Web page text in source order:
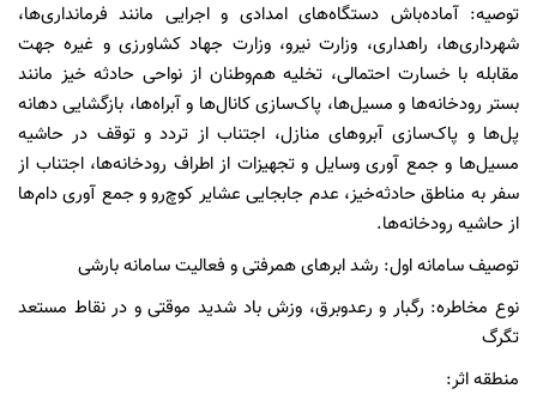
توصیه: آماده‌باش دستگاه‌های امدادی و اجرایی مانند فرمانداری‌‌ها،
شهرداری‌ها، راهداری، وزارت نیرو، وزارت جهاد کشاورزی و غیره جهت
مقابله با خسارت احتمالی، تخلیه هم‌وطنان از نواحی حادثه خیز مانند
بستر رودخانه‌ها و مسیل‌ها، پاک‌سازی کانال‌ها و آبراه‌ها، بازگشایی دهانه
پل‌ها و پاک‌سازی آبروهای منازل، اجتناب از تردد و توقف در حاشیه
مسیل‌ها و جمع آوری وسایل و تجهیزات از اطراف رودخانه‌ها، اجتناب از
سفر به مناطق حادثه‌خیز، عدم جابجایی عشایر کوچ‌رو و جمع آوری دام‌ها
از حاشیه رودخانه‌ها.
توصیف سامانه اول: رشد ابرهای همرفتی و فعالیت سامانه بارشی
نوع مخاطره: رگبار و رعدوبرق، وزش باد شدید موقتی و در نقاط مستعد
تگرگ
منطقه اثر: